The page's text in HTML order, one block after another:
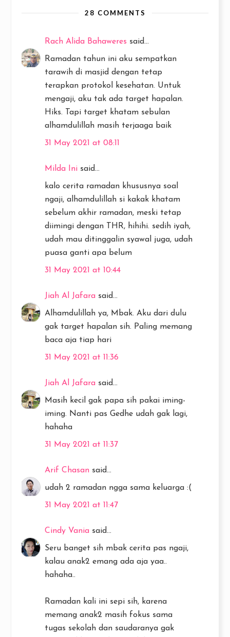
28 COMMENTS
Rach Alida Bahaweres said...
Ramadan tahun ini aku sempatkan
tarawih di masjid dengan tetap
terapkan protokol kesehatan. Untuk
mengaji, aku tak ada target hapalan.
Hiks. Tapi target khatam sebulan
alhamdulillah masih terjaaga baik
31 May 2021 at 08:11
Milda Ini said...
kalo cerita ramadan khususnya soal
ngaji, alhamdulillah si kakak khatam
sebelum akhir ramadan, meski tetap
diimingi dengan THR, hihihi. sedih iyah,
udah mau ditinggalin syawal juga, udah
puasa ganti apa belum
31 May 2021 at 10:44
Jiah Al Jafara said...
Alhamdulillah ya, Mbak. Aku dari dulu
gak target hapalan sih. Paling memang
baca aja tiap hari
31 May 2021 at 11:36
Jiah Al Jafara said...
Masih kecil gak papa sih pakai iming-
iming. Nanti pas Gedhe udah gak lagi,
hahaha
31 May 2021 at 11:37
Arif Chasan said...
udah 2 ramadan ngga sama keluarga :(
31 May 2021 at 11:47
Cindy Vania said...
Seru banget sih mbak cerita pas ngaji,
kalau anak2 emang ada aja yaa..
hahaha..
Ramadan kali ini sepi sih, karena
memang anak2 masih fokus sama
tugas sekolah dan saudaranya gak